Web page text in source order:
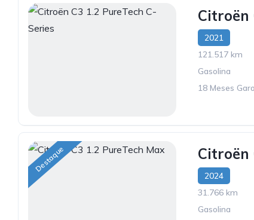
Citroën
2021
121.517 km
Gasolina
18 Meses
Destaque Citroën
2024
31.766 km
Gasolina